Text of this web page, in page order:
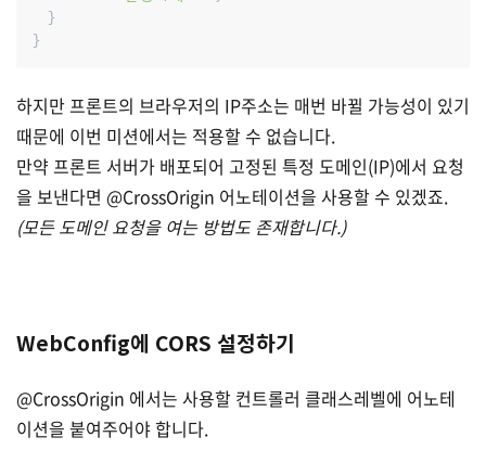
  }
하지만 프론트의 브라우저의 IP주소는 매번 바뀔 가능성이 있기
때문에 이번 미션에서는 적용할 수 없습니다.
만약 프론트 서버가 배포되어 고정된 특정 도메인(IP)에서 요청
을 보낸다면 @CrossOrigin 어노테이션을 사용할 수 있겠죠.
(모든 도메인 요청을 여는 방법도 존재합니다.)
WebConfig에 CORS 설정하기
@CrossOrigin 에서는 사용할 컨트롤러 클래스레벨에 어노테
이션을 붙여주어야 합니다.